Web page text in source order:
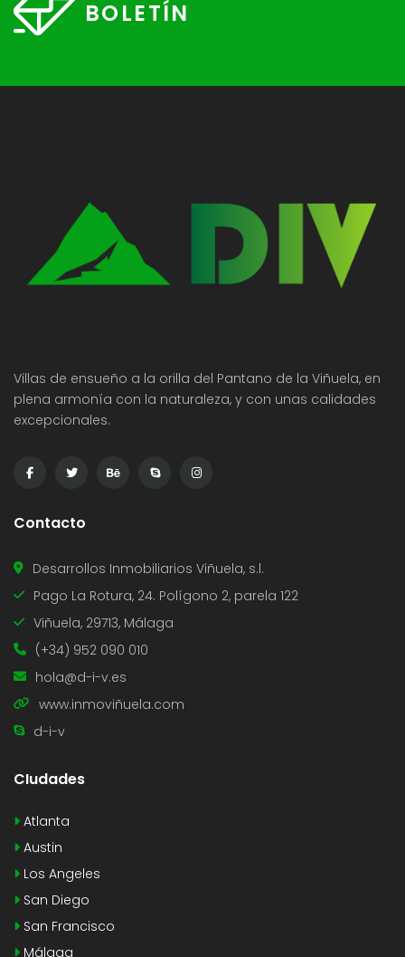
BOLETÍN
Villas de ensueño a la orilla del Pantano de la Viñuela, en
plena armonía con la naturaleza, y con unas calidades
excepcionales.
Contacto
Desarrollos Inmobiliarios Viñuela, s.l.
Pago La Rotura, 24. Polígono 2, parela 122
Viñuela, 29713, Málaga
(+34) 952 090 010
hola@d-i-v.es
www.inmoviñuela.com
d-i-v
CIudades
Atlanta
Austin
Los Angeles
San Diego
San Francisco
Málaga